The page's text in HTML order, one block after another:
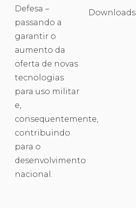
Defesa –
passando a
garantir o
aumento da
oferta de novas
tecnologias
para uso militar
e,
consequentemente,
contribuindo
para o
desenvolvimento
nacional.
Downloads